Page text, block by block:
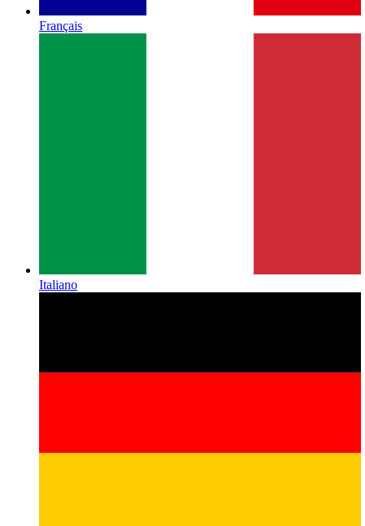
Français
Italiano